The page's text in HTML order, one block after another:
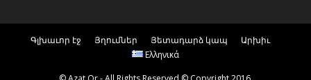
Գլխաւոր էջ Յղումներ Յետադարձ կապ
Արխիւ
Ελληνικά